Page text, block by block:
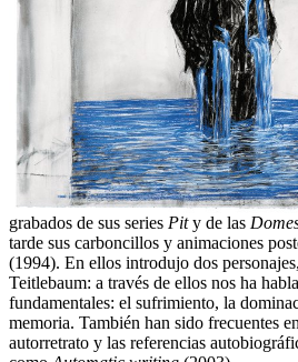
grabados de sus series Pity de las
tarde sus carboncillos y animaciones
(1994). En ellos introdujo dos
Teitlebaum: a través de ellos nos ha
fundamentales: el sufrimiento, la
memoria. También han sido frecuentes
autorretrato y las referencias